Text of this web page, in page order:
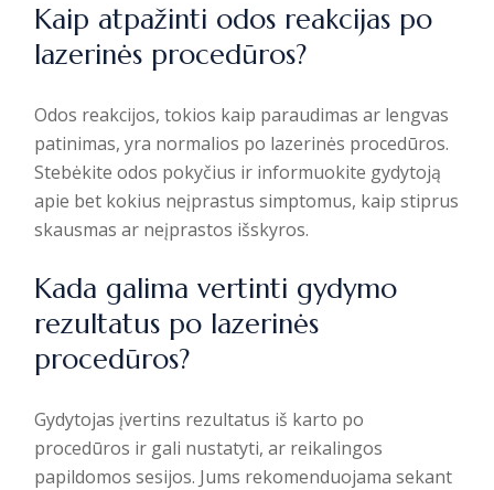
Kaip atpažinti odos reakcijas po
lazerinės procedūros?
Odos reakcijos, tokios kaip paraudimas ar lengvas
patinimas, yra normalios po lazerinės procedūros.
Stebėkite odos pokyčius ir informuokite gydytoją
apie bet kokius neįprastus simptomus, kaip stiprus
skausmas ar neįprastos išskyros.
Kada galima vertinti gydymo
rezultatus po lazerinės
procedūros?
Gydytojas įvertins rezultatus iš karto po
procedūros ir gali nustatyti, ar reikalingos
papildomos sesijos. Jums rekomenduojama sekant